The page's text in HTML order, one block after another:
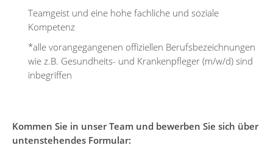
Teamgeist und eine hohe fachliche und soziale
Kompetenz
*alle vorangegangenen offiziellen Berufsbezeichnungen
wie z.B. Gesundheits- und Krankenpfleger (m/w/d) sind
inbegriffen
Kommen Sie in unser Team und bewerben Sie sich über
untenstehendes Formular: